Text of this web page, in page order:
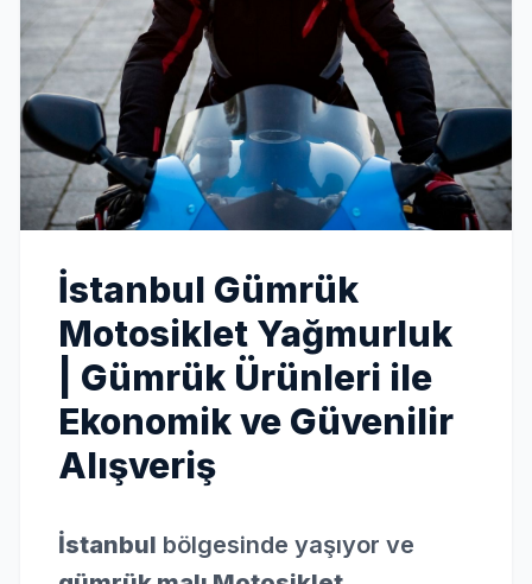
İstanbul Gümrük
Motosiklet Yağmurluk
| Gümrük Ürünleri ile
Ekonomik ve Güvenilir
Alışveriş
İstanbul bölgesinde yaşıyor ve